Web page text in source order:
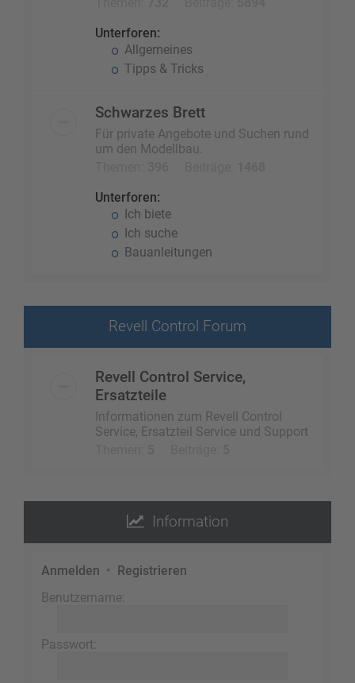
Unterforen:
Allgemeines
Tipps & Tricks
Schwarzes Brett
Für private Angebote und Suchen rund
um den Modellbau.
Unterforen:
Ich biete
Ich suche
Bauanleitungen
Revell Control Forum
Revell Control Service,
Ersatzteile
Informationen zum Revell Control
Service, Ersatzteil Service und Support
Information
Anmelden • Registrieren
Benutzername:
Passwort: